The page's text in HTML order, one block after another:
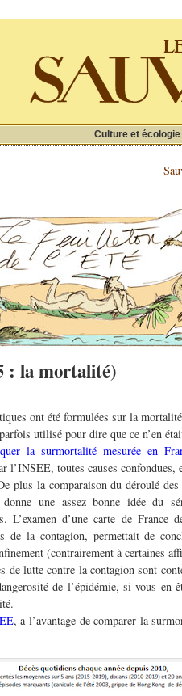
Culture et écologie
: la mortalité)
ont été formulées sur la
utilisé pour dire que ce n’en
la surmortalité mesurée en
l’INSEE, toutes causes confondues,
plus la comparaison du déroulé
donne une assez bonne idée du
L’examen d’une carte de
de la contagion, permettait de
(contrairement à certaines
de lutte contre la contagion sont
de l’épidémie, si vous en
, a l’avantage de comparer la